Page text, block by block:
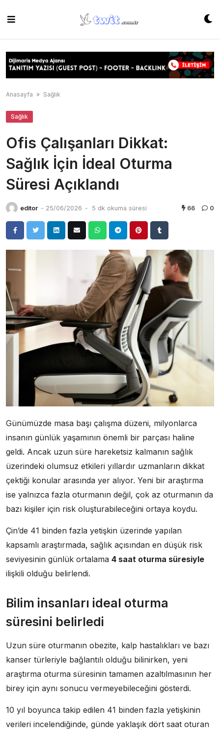
content
Anasayfa » Sağlık
Sağlık
Ofis Çalışanları Dikkat:
Sağlık İçin İdeal Oturma
Süresi Açıklandı
editor - 25/06/2026 - 5 dk okuma süresi 66 0
Günümüzde masa başı çalışma düzeni, milyonlarca
insanın günlük yaşamının önemli bir parçası haline
geldi. Ancak uzun süre hareketsiz kalmanın sağlık
üzerindeki olumsuz etkileri yıllardır uzmanların dikkat
çektiği konular arasında yer alıyor. Yeni bir araştırma
ise yalnızca fazla oturmanın değil, çok az oturmanın da
bazı kişiler için risk oluşturabileceğini ortaya koydu.
Çin’de 41 binden fazla yetişkin üzerinde yapılan
kapsamlı araştırmada, sağlık açısından en düşük risk
seviyesinin günlük ortalama 4 saat oturma süresiyle
ilişkili olduğu belirlendi.
Bilim insanları ideal oturma
süresini belirledi
Uzun süre oturmanın obezite, kalp hastalıkları ve bazı
kanser türleriyle bağlantılı olduğu bilinirken, yeni
araştırma oturma süresinin tamamen azaltılmasının her
birey için aynı sonucu vermeyebileceğini gösterdi.
10 yıl boyunca takip edilen 41 binden fazla yetişkinin
verileri incelendiğinde, günde yaklaşık dört saat oturan